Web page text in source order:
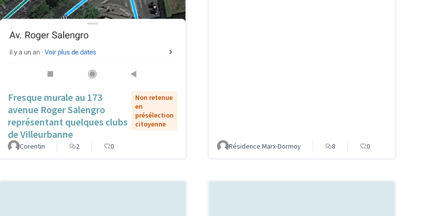
Fresque murale au 173
avenue Roger Salengro
représentant quelques clubs
de Villeurbanne
Non retenue
en
présélection
citoyenne
Corentin 2 0 Résidence Marx-Dormoy 8 0